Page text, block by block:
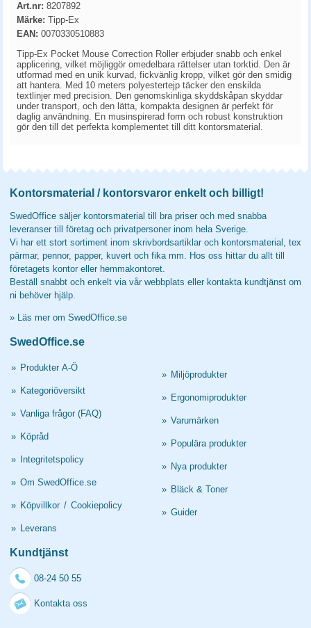
Art.nr: 8207892
Märke: Tipp-Ex
EAN: 0070330510883
Tipp-Ex Pocket Mouse Correction Roller erbjuder snabb och enkel
applicering, vilket möjliggör omedelbara rättelser utan torktid. Den är
utformad med en unik kurvad, fickvänlig kropp, vilket gör den smidig
att hantera. Med 10 meters polyestertejp täcker den enskilda
textlinjer med precision. Den genomskinliga skyddskåpan skyddar
under transport, och den lätta, kompakta designen är perfekt för
daglig användning. En musinspirerad form och robust konstruktion
gör den till det perfekta komplementet till ditt kontorsmaterial.
Kontorsmaterial / kontorsvaror enkelt och billigt!
SwedOffice säljer kontorsmaterial till bra priser och med snabba
leveranser till företag och privatpersoner inom hela Sverige.
Vi har ett stort sortiment inom skrivbordsartiklar och kontorsmaterial, tex
pärmar, pennor, papper, kuvert och fika mm. Hos oss hittar du allt till
företagets kontor eller hemmakontoret.
Beställ snabbt och enkelt via vår webbplats eller kontakta kundtjänst om
ni behöver hjälp.
» Läs mer om SwedOffice.se
SwedOffice.se
» Produkter A-Ö
» Kategoriöversikt
» Vanliga frågor (FAQ)
» Köpråd
» Integritetspolicy
» Om SwedOffice.se
» Köpvillkor / Cookiepolicy
» Leverans
» Miljöprodukter
» Ergonomiprodukter
» Varumärken
» Populära produkter
» Nya produkter
» Bläck & Toner
» Guider
Kundtjänst
08-24 50 55
Kontakta oss